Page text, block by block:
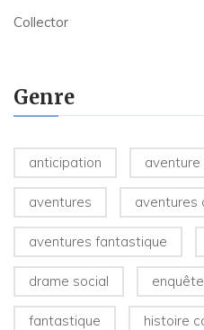
Collector
Genre
anticipation
aventures aventures
aventures fantastique
drame social
fantastique histoire